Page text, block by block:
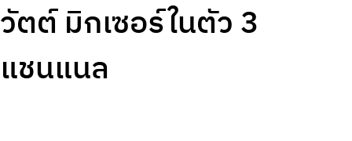
วัตต์ มิกเซอร์ในตัว 3
แชนแนล